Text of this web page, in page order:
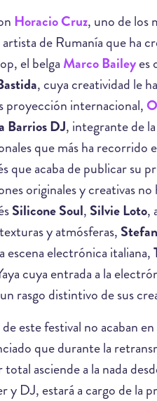
Horacio Cruz, uno de los
artista de Rumanía que ha
el belga Marco Baileyes
, cuya creatividad le
proyección internacional,
Barrios DJ, integrante de
que más ha recorrido
que acaba de publicar su
originales y creativas
Silicone Soul, Silvie Loto,
y atmósferas,
escena electrónica italiana,
cuya entrada a la
rasgo distintivo de sus
este festival no acaban
que durante la
asciende a la nada
y DJ, estará a cargo de la